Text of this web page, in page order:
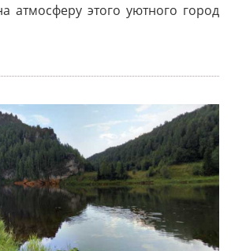
атмосферу этого уютного город